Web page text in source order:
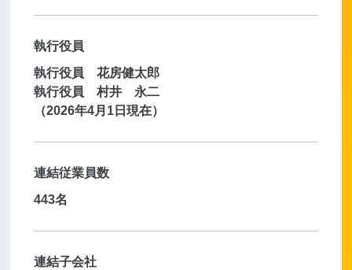
執行役員
執行役員 花房健太郎
執行役員 村井 永二
（2026年4月1日現在）
連結従業員数
443名
連結子会社